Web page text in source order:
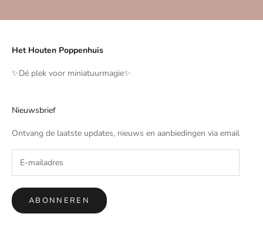
Het Houten Poppenhuis
✨️Dé plek voor miniatuurmagie✨️
Nieuwsbrief
Ontvang de laatste updates, nieuws en aanbiedingen via email
ABONNEREN